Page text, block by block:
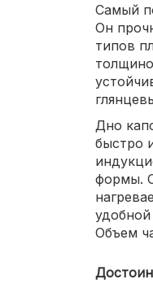
Самый
Он
типов
Дно
быстро
формы.
Объем